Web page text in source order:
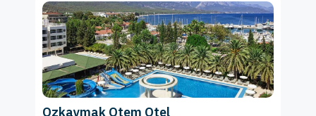
Ozkaymak Otem Otel